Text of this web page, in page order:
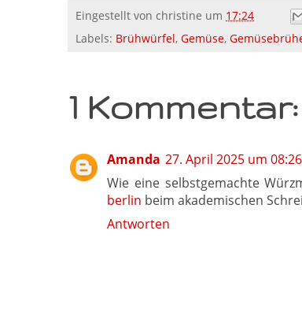
Eingestellt von christine um 17:24
Labels: Brühwürfel, Gemüse,
1 Kommentar:
Amanda 27. April 2025 um 08:26
Wie eine selbstgemachte
berlin beim akademischen
Antworten